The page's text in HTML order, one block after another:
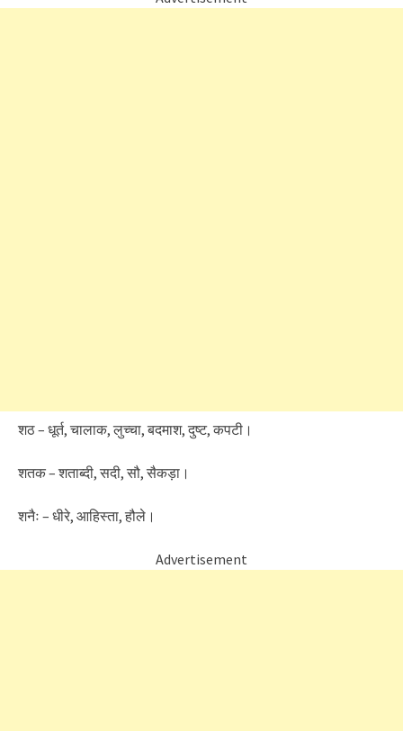
शठ – धूर्त, चालाक, लुच्चा, बदमाश, दुष्ट, कपटी।
शतक – शताब्दी, सदी, सौ, सैकड़ा।
शनैः – धीरे, आहिस्ता, हौले।
Advertisement